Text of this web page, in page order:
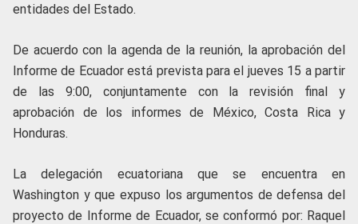
entidades del Estado.
De acuerdo con la agenda de la reunión, la aprobación del
Informe de Ecuador está prevista para el jueves 15 a partir
de las 9:00, conjuntamente con la revisión final y
aprobación de los informes de México, Costa Rica y
Honduras.
La delegación ecuatoriana que se encuentra en
Washington y que expuso los argumentos de defensa del
proyecto de Informe de Ecuador, se conformó por: Raquel